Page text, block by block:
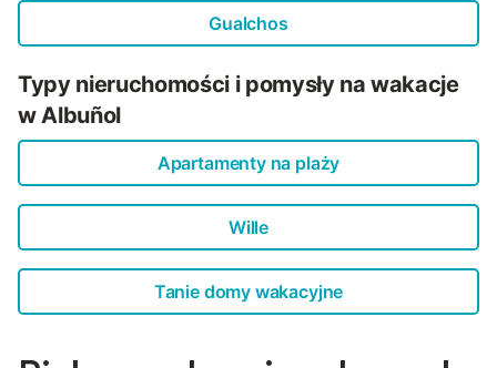
Gualchos
Typy nieruchomości i pomysły na wakacje
w Albuñol
Apartamenty na plaży
Wille
Tanie domy wakacyjne